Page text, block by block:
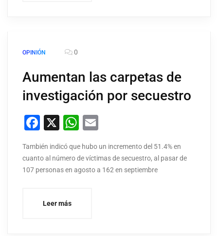
OPINIÓN 0
Aumentan las carpetas de
investigación por secuestro
Facebook
X WhatsApp
También indicó que hubo un incremento del 51.4% en
cuanto al número de víctimas de secuestro, al pasar de
107 personas en agosto a 162 en septiembre
Leer más